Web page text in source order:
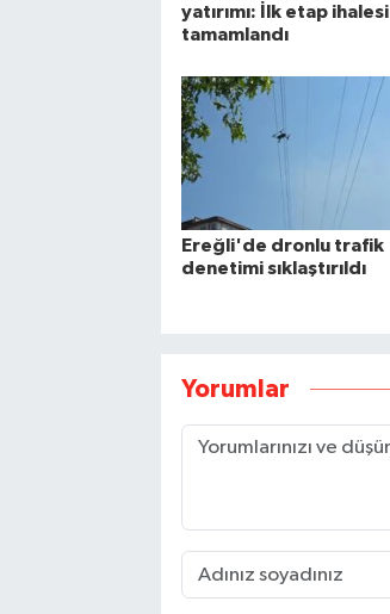
yatırımı: İlk etap ihalesi
tamamlandı
Ereğli'de dronlu trafik
denetimi sıklaştırıldı
Yorumlar